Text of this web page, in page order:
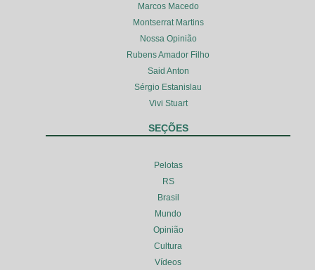
Marcos Macedo
Montserrat Martins
Nossa Opinião
Rubens Amador Filho
Said Anton
Sérgio Estanislau
Vivi Stuart
SEÇÕES
Pelotas
RS
Brasil
Mundo
Opinião
Cultura
Vídeos